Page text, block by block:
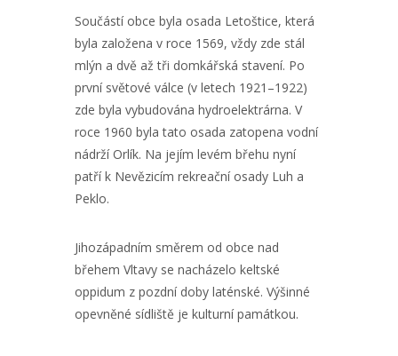
Součástí obce byla osada Letoštice, která
byla založena v roce 1569, vždy zde stál
mlýn a dvě až tři domkářská stavení. Po
první světové válce (v letech 1921–1922)
zde byla vybudována hydroelektrárna. V
roce 1960 byla tato osada zatopena vodní
nádrží Orlík. Na jejím levém břehu nyní
patří k Nevězicím rekreační osady Luh a
Peklo.
Jihozápadním směrem od obce nad
břehem Vltavy se nacházelo keltské
oppidum z pozdní doby laténské. Výšinné
opevněné sídliště je kulturní památkou.